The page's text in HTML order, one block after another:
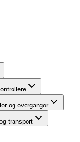
og overganger
transport